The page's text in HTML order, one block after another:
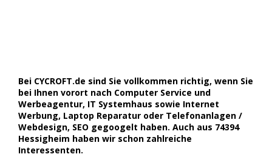
Bei CYCROFT.de sind Sie vollkommen richtig, wenn Sie
bei Ihnen vorort nach Computer Service und
Werbeagentur, IT Systemhaus sowie Internet
Werbung, Laptop Reparatur oder Telefonanlagen /
Webdesign, SEO gegoogelt haben. Auch aus 74394
Hessigheim haben wir schon zahlreiche
Interessenten.